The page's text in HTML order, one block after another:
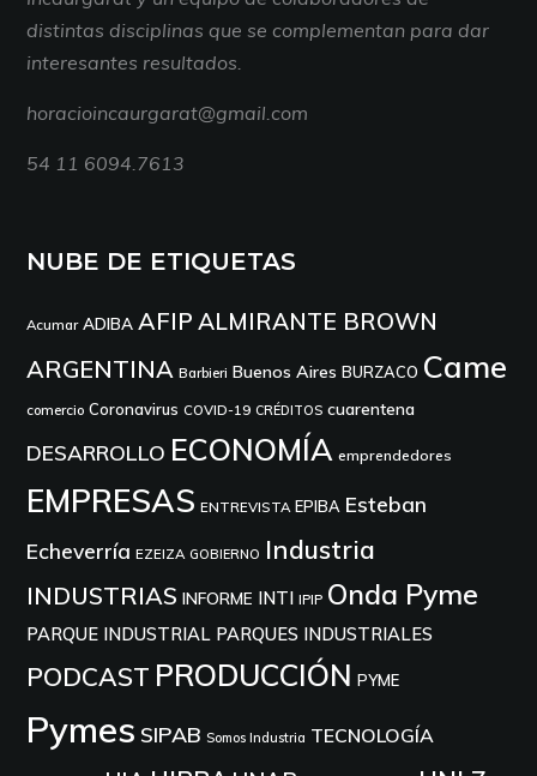
distintas disciplinas que se complementan para dar
interesantes resultados.
horacioincaurgarat@gmail.com
54 11 6094.7613
NUBE DE ETIQUETAS
Acumar ADIBA AFIP ALMIRANTE BROWN
ARGENTINA Barbieri Buenos Aires BURZACO Came
comercio Coronavirus COVID-19 CRÉDITOS cuarentena
DESARROLLO ECONOMÍA emprendedores
EMPRESAS ENTREVISTA EPIBA Esteban
Echeverría EZEIZA GOBIERNO Industria
INDUSTRIAS INFORME INTI IPIP Onda Pyme
PARQUE INDUSTRIAL PARQUES INDUSTRIALES
PODCAST PRODUCCIÓN PYME
Pymes SIPAB Somos Industria TECNOLOGÍA